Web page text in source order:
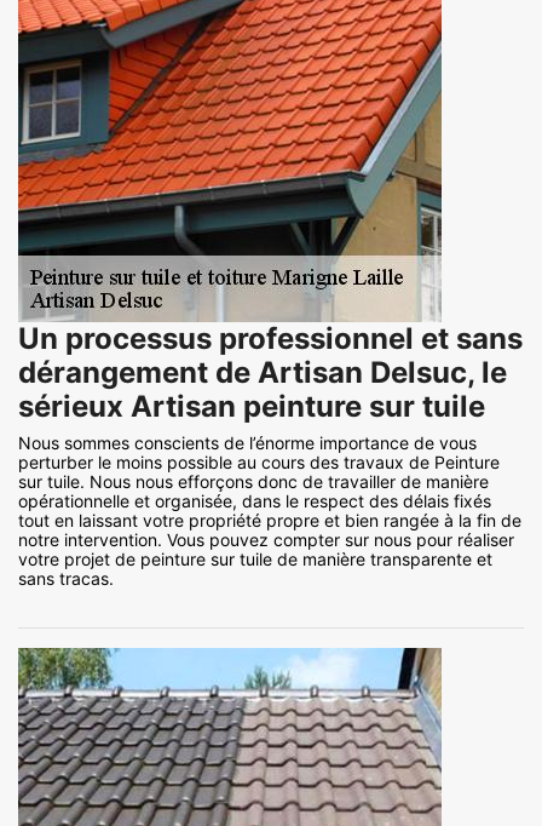
Un processus professionnel et sans
dérangement de Artisan Delsuc, le
sérieux Artisan peinture sur tuile
Nous sommes conscients de l’énorme importance de vous
perturber le moins possible au cours des travaux de Peinture
sur tuile. Nous nous efforçons donc de travailler de manière
opérationnelle et organisée, dans le respect des délais fixés
tout en laissant votre propriété propre et bien rangée à la fin de
notre intervention. Vous pouvez compter sur nous pour réaliser
votre projet de peinture sur tuile de manière transparente et
sans tracas.